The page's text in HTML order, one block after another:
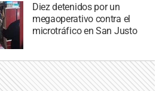
Diez detenidos por un
megaoperativo contra el
microtráfico en San Justo